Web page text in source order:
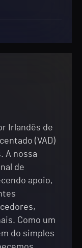
Irlandês de
(VAD)
A nossa
de
apoio,
Como um
do simples